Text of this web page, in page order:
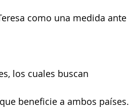
como una medida ante
los cuales buscan
beneficie a ambos países.